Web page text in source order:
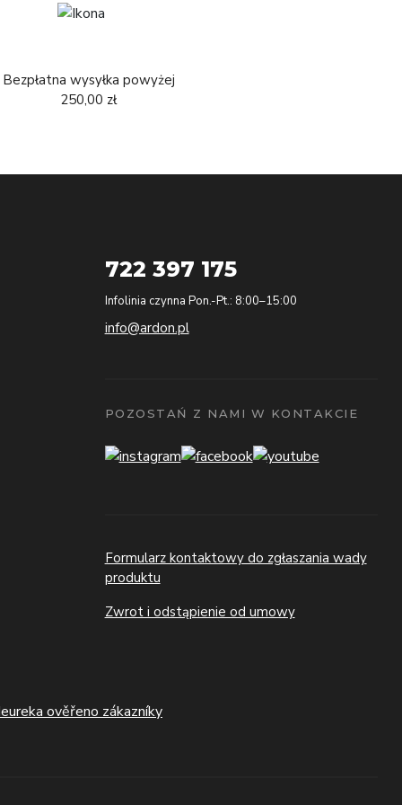
Bezpłatna wysyłka powyżej
250,00 zł
722 397 175
Infolinia czynna Pon.-Pt.: 8:00–15:00
info@ardon.pl
POZOSTAŃ Z NAMI W KONTAKCIE
Formularz kontaktowy do zgłaszania wady
produktu
Zwrot i odstąpienie od umowy